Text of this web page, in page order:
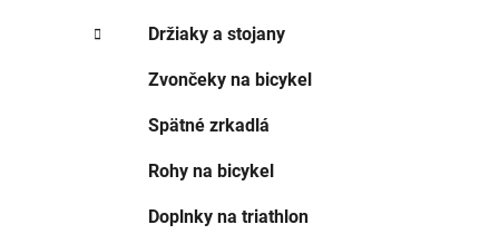
Držiaky a stojany
Zvončeky na bicykel
Spätné zrkadlá
Rohy na bicykel
Doplnky na triathlon